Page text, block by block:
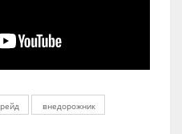
внедорожник